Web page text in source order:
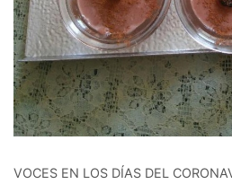
VOCES EN LOS DÍAS DEL